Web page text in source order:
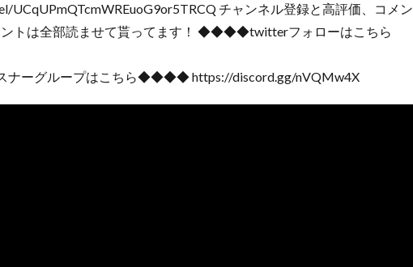
UCqUPmQTcmWREuoG9or5TRCQ チャンネル登録と高評価、コメン
ントは全部読ませて貰ってます！ ◆◆◆◆twitterフォローはこちら
ーグループはこちら◆◆◆◆ https://discord.gg/nVQMw4X